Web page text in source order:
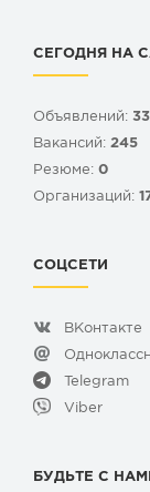
СЕГОДНЯ НА
Объявлений:
Вакансий: 245
Резюме: 0
Организаций:
СОЦСЕТИ
ВКонтакте
Telegram
Viber
БУДЬТЕ С